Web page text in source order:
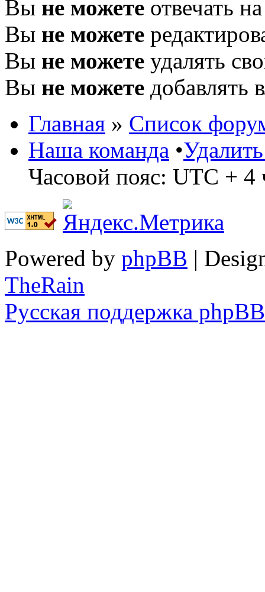
Вы не можете отвечать
Вы не можете
Вы не можете удалять
Вы не можете добавлять
Главная » Список
Наша команда •
Часовой пояс: UTC + 4
Powered by phpBB |
TheRain
Русская поддержка phpBB